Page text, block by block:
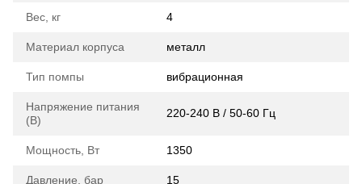
Вес, кг 4
Материал корпуса металл
Тип помпы вибрационная
Напряжение питания
(В)
220-240 В / 50-60 Гц
Мощность, Вт 1350
Давление, бар 15